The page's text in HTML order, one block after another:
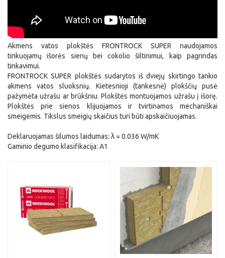
Akmens vatos plokštės FRONTROCK SUPER naudojamos
tinkuojamų išorės sienų bei cokolio šiltinimui, kaip pagrindas
tinkavimui.
FRONTROCK SUPER plokštės sudarytos iš dviejų skirtingo tankio
akmens vatos sluoksnių. Kietesnioji (tankesnė) plokščių pusė
pažymėta užrašu ar brūkšniu. Plokštės montuojamos užrašu į išorę.
Plokštės prie sienos klijuojamos ir tvirtinamos mechaniškai
smeigėmis. Tikslus smeigių skaičius turi būti apskaičiuojamas.
Deklaruojamas šilumos laidumas: λ = 0.036 W/mK
Gaminio degumo klasifikacija: A1